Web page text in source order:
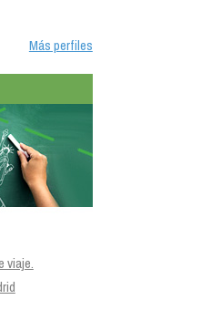
Más perfiles
viaje.